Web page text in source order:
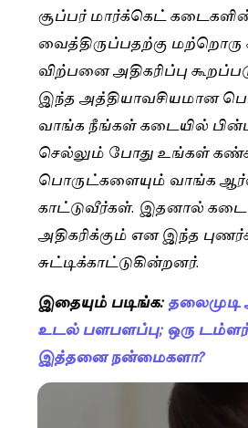
சூப்பர் மார்க்கெட் கடைகளின்
வைத்திருப்பதற்கு
விற்பனை அதிகரிப்பு
இந்த அத்தியாவசியமான
வாங்க நீங்கள் கடையில்
செல்லும் போது உங்கள்
பொருட்களையும் வாங்க
காட்டுவீர்கள். இதனால்
அதிகரிக்கும் என இந்த
சுட்டிக்காட்டுகின்றனர்.
இதையும் படிங்க:
உடல் பளபளப்பு; ஒரு டம்ளர்
இத்தனை நன்மைகளா?